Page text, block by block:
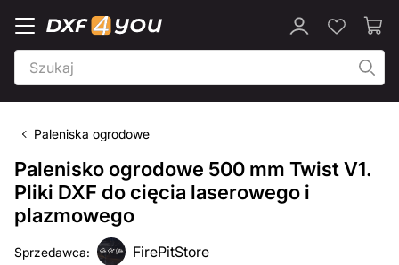
Paleniska ogrodowe
Palenisko ogrodowe 500 mm Twist V1.
Pliki DXF do cięcia laserowego i
plazmowego
Sprzedawca: FirePitStore